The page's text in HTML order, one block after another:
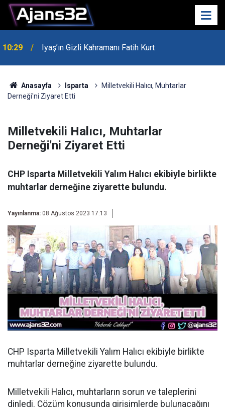
10:29 Iyaş’ın Gizli Kahramanı Fatih Kurt
00:52 Isparta'da Asker Eğlencesinde Kavga Çıktı
Anasayfa Isparta
Milletvekili Halıcı, Muhtarlar
Derneği'ni Ziyaret Etti
Milletvekili Halıcı, Muhtarlar
Derneği'ni Ziyaret Etti
CHP Isparta Milletvekili Yalım Halıcı ekibiyle birlikte
muhtarlar derneğine ziyarette bulundu.
Yayınlanma: 08 Ağustos 2023 17:13
CHP Isparta Milletvekili Yalım Halıcı ekibiyle birlikte
muhtarlar derneğine ziyarette bulundu.
Milletvekili Halıcı, muhtarların sorun ve taleplerini
dinledi. Çözüm konusunda girişimlerde bulunacağını